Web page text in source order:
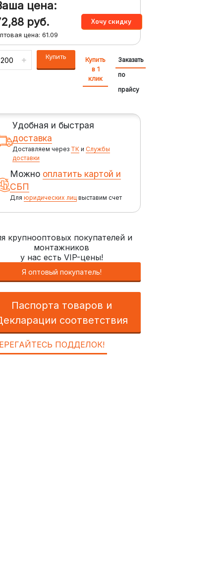
цена:
руб.
цена:61.09
Купить
Купить
в 1
клик
Заказать
по
прайсу
Удобная и быстрая
доставка
Доставляем через ТКи Службы
доставки
Можно оплатить картой и
СБП
Для юридических лицвыставим счет
крупнооптовых покупателей и
монтажников
у нас есть VIP-цены!
Я оптовый покупатель!
Паспорта товаров и
соответствия
ПОДДЕЛОК!